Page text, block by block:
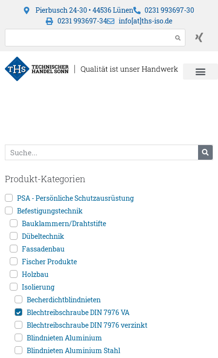
Pierbusch 24-30 • 44536 Lünen
0231 993697-30
0231 993697-34
info[at]ths-iso.de
Produkt-Kategorien
PSA - Persönliche Schutzausrüstung
Befestigungstechnik
Bauklammern/Drahtstifte
Dübeltechnik
Fassadenbau
Fischer Produkte
Holzbau
Isolierung
Becherdichtblindnieten
Blechtreibschraube DIN 7976 VA
Blechtreibschraube DIN 7976 verzinkt
Blindnieten Aluminium
Blindnieten Aluminium Stahl